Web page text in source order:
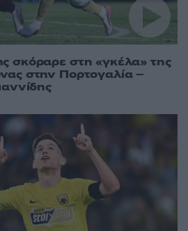
σκόραρε στη «γκέλα» της
στην Πορτογαλία –